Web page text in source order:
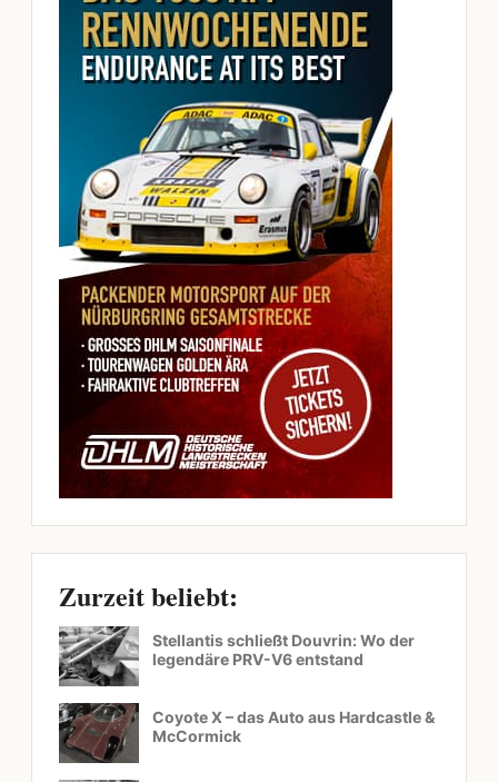
Zurzeit beliebt:
Stellantis schließt Douvrin: Wo der
legendäre PRV-V6 entstand
Coyote X – das Auto aus Hardcastle &
McCormick